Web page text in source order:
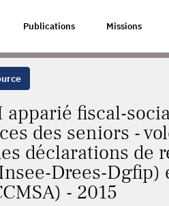
Publications Missions
apparié fiscal-
des seniors -
déclarations de
Drees-Dgfip)
- 2015